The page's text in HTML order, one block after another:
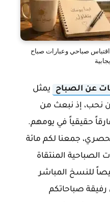
اقتباسات عن الصباح: أجمل 100 اقتباس صباحي وعبارات صباح
عن الصباح
يمثل
نحب، إذ نبعث من
حقيقياً في يومهم.
جمعنا لكم مائة
الصباحية المنتقاة
للنسخ المباشر
رفيقة صباحاتكم